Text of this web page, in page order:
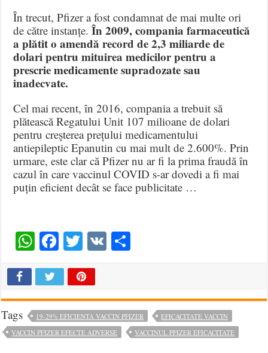
În trecut, Pfizer a fost condamnat de mai multe ori
de către instanțe. În 2009, compania farmaceutică
a plătit o amendă record de 2,3 miliarde de
dolari pentru mituirea medicilor pentru a
prescrie medicamente supradozate sau
inadecvate.
Cel mai recent, în 2016, compania a trebuit să
plătească Regatului Unit 107 milioane de dolari
pentru creșterea prețului medicamentului
antiepileptic Epanutin cu mai mult de 2.600%. Prin
urmare, este clar că Pfizer nu ar fi la prima fraudă în
cazul în care vaccinul COVID s-ar dovedi a fi mai
puțin eficient decât se face publicitate …
WhatsApp
Facebook
Twitter
VK
Tags 19-29% EFICIENTA VACCIN PFIZER
EFICACITATE VACCIN
VACCIN PFIZER EFECTE ADVERSE
VACCINUL PFIZER EFICACITATE